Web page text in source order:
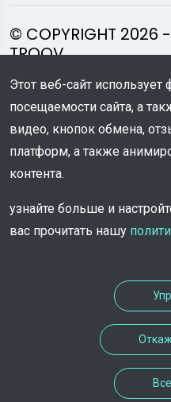
© COPYRIGHT 2026
TROOV
Этот веб-сайт
посещаемости сайта, а
видео, кнопок обмена,
платформ, а также
контента.
узнайте больше и
вас прочитать нашу